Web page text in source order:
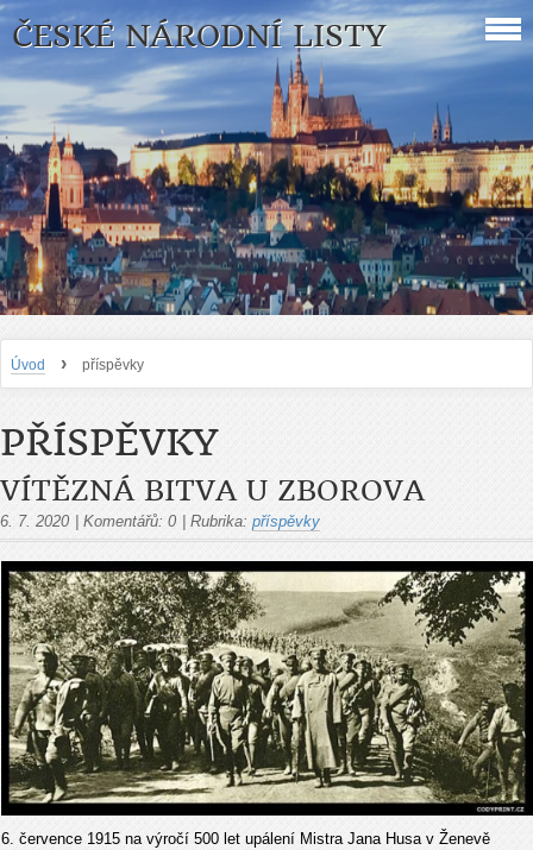
ČESKÉ NÁRODNÍ LISTY
Úvod › příspěvky
PŘÍSPĚVKY
VÍTĚZNÁ BITVA U ZBOROVA
6. 7. 2020 Komentářů: 0 Rubrika: příspěvky
6. července 1915 na výročí 500 let upálení Mistra Jana Husa v Ženevě